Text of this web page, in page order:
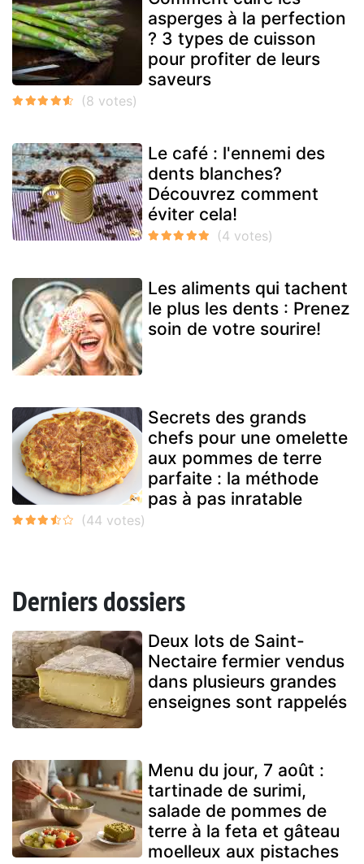
asperges à la perfection
? 3 types de cuisson
pour profiter de leurs
saveurs
Le café : l'ennemi des
dents blanches?
Découvrez comment
éviter cela!
Les aliments qui tachent
le plus les dents : Prenez
soin de votre sourire!
Secrets des grands
chefs pour une omelette
aux pommes de terre
parfaite : la méthode
pas à pas inratable
Derniers dossiers
Deux lots de Saint-
Nectaire fermier vendus
dans plusieurs grandes
enseignes sont rappelés
Menu du jour, 7 août :
tartinade de surimi,
salade de pommes de
terre à la feta et gâteau
moelleux aux pistaches